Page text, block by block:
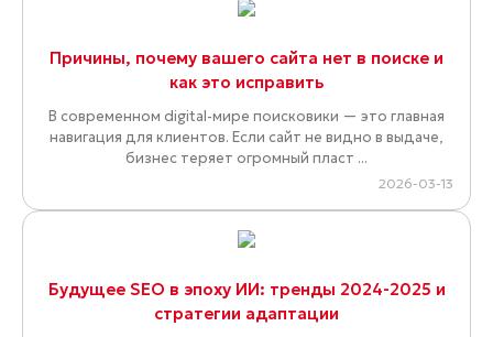
Причины, почему вашего сайта нет в поиске и
как это исправить
В современном digital-мире поисковики — это главная
навигация для клиентов. Если сайт не видно в выдаче,
бизнес теряет огромный пласт ...
2026-03-13
Будущее SEO в эпоху ИИ: тренды 2024-2025 и
стратегии адаптации